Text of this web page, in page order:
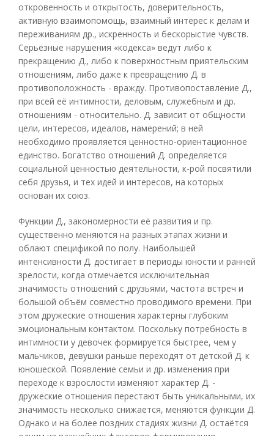
откровенность и открытость, доверительность,
активную взаимопомощь, взаимный интерес к делам и
переживаниям др., искренность и бескорыстие чувств.
Серьёзные нарушения «кодекса» ведут либо к
прекращению Д., либо к поверхностным приятельским
отношениям, либо даже к превращению Д. в
противоположность - вражду. Противопоставление Д.,
при всей её интимности, деловым, служебным и др.
отношениям - относительно. Д. зависит от общности
цели, интересов, идеалов, намерений; в ней
необходимо проявляется ценностно-ориентационное
единство. Богатство отношений Д. определяется
социальной ценностью деятельности, к-рой посвятили
себя друзья, и тех идей и интересов, на которых
основан их союз.
Функции Д., закономерности её развития и пр.
существенно меняются на разных этапах жизни и
облают спецификой по полу. Наибольшей
интенсивности Д. достигает в периоды юности и ранней
зрелости, когда отмечается исключительная
значимость отношений с друзьями, частота встреч и
большой объём совместно проводимого времени. При
этом дружеские отношения характерны глубоким
эмоциональным контактом. Поскольку потребность в
интимности у девочек формируется быстрее, чем у
мальчиков, девушки раньше переходят от детской Д. к
юношеской. Появление семьи и др. изменения при
переходе к взрослости изменяют характер Д. -
дружеские отношения перестают быть уникальными, их
значимость несколько снижается, меняются функции Д.
Однако и на более поздних стадиях жизни Д. остаётся